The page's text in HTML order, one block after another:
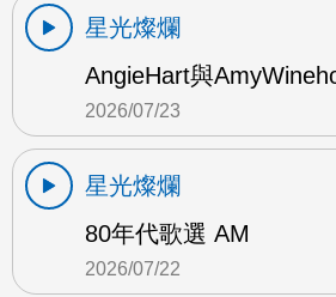
星光燦爛
AngieHart與
2026/07/23
星光燦爛
80年代歌選 AM
2026/07/22